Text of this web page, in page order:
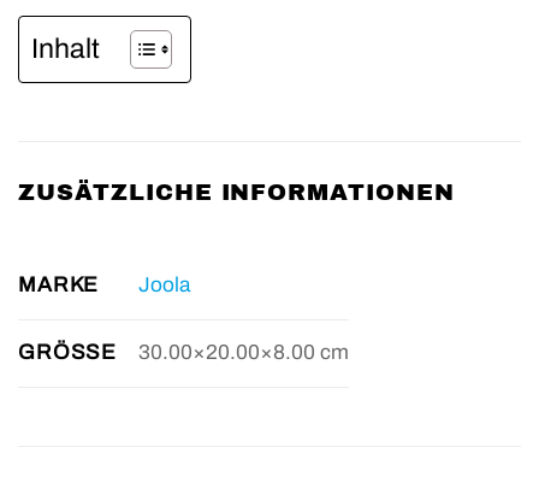
Inhalt
ZUSÄTZLICHE INFORMATIONEN
MARKE Joola
GRÖSSE 30.00×20.00×8.00 cm